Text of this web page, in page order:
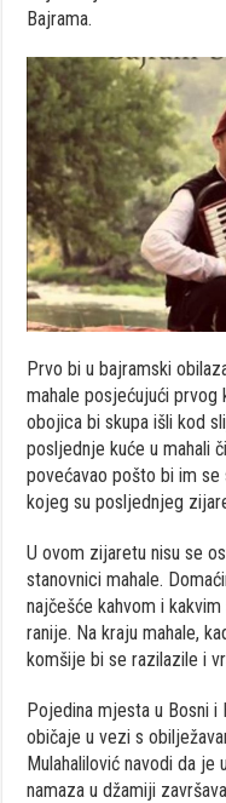
Bajrama.
Prvo bi u bajramski
mahale posjećujući prvog
obojica bi skupa išli kod
posljednje kuće u mahali
povećavao pošto bi im
kojeg su posljednjeg
U ovom zijaretu nisu se
stanovnici mahale.
najčešće kahvom i
ranije. Na kraju mahale,
komšije bi se razilazile i
Pojedina mjesta u Bosni i
običaje u vezi s
Mulahalilović navodi da
namaza u džamiji